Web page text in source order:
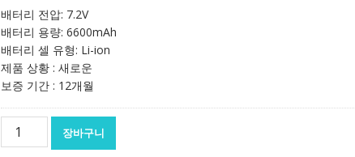
배터리 전압: 7.2V
배터리 용량: 6600mAh
배터리 셀 유형: Li-ion
제품 상황 : 새로운
보증 기간 : 12개월
장바구니